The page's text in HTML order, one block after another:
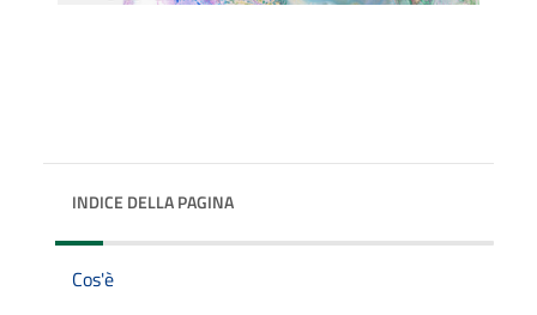
INDICE DELLA PAGINA
Cos'è